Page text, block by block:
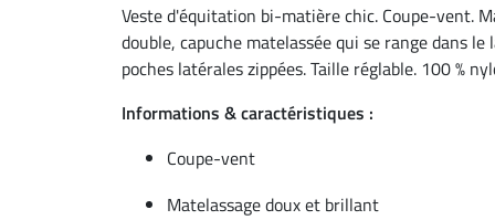
Veste d'équitation bi-matière chic. Coupe-vent.
double, capuche matelassée qui se range dans
poches latérales zippées. Taille réglable. 100 %
Informations & caractéristiques :
Coupe-vent
Matelassage doux et brillant